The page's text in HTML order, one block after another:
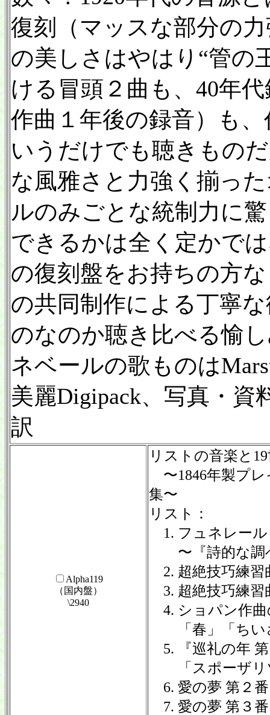
復刻（マッスな部分の
の美しさはやはり“管の
ける冒頭２曲も、40年
作曲１年後の録音）も
いうだけでも聴きもの
な風雅さと力強く揃っ
ルのみごとな統制力に
できるかは全く定かで
の復刻盤をお持ちの方
の共同制作による丁寧
のなのか聴き比べる愉
ネベールの歌ものは
美麗Digipack、写真・資
訳
Alpha119
（国内盤）
\2940
リストの音楽と
〜1846年製プレ
集〜
リスト：
1. フュネレール
〜『詩的な調
2. 超絶技巧練習
3. 超絶技巧練習
4. ショパン作曲
「春」「ちい
5. 『巡礼の年
「スポーザリ
6. 愛の夢 第２
7. 愛の夢 第３